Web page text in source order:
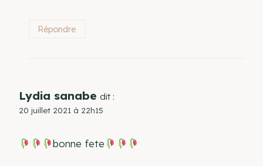
Répondre
Lydia sanabe dit :
20 juillet 2021 à 22h15
bonne fete